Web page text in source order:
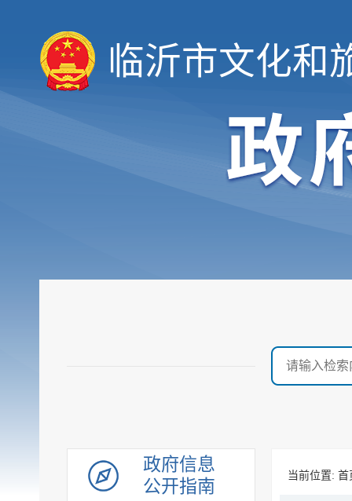
临沂市文化和
政府信息
公开指南
当前位置: 首